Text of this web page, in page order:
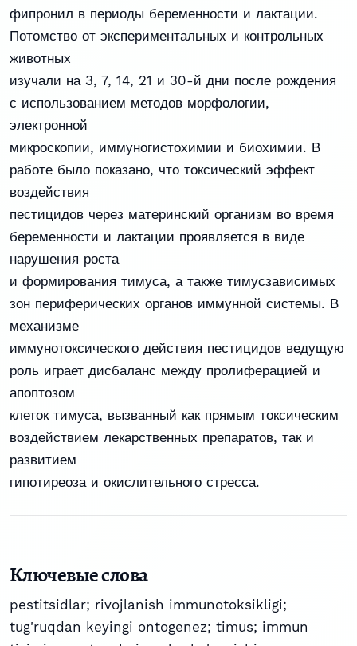
фипронил в периоды беременности и лактации.
Потомство от экспериментальных и контрольных
животных
изучали на 3, 7, 14, 21 и 30-й дни после рождения
с использованием методов морфологии,
электронной
микроскопии, иммуногистохимии и биохимии. В
работе было показано, что токсический эффект
воздействия
пестицидов через материнский организм во время
беременности и лактации проявляется в виде
нарушения роста
и формирования тимуса, а также тимусзависимых
зон периферических органов иммунной системы. В
механизме
иммунотоксического действия пестицидов ведущую
роль играет дисбаланс между пролиферацией и
апоптозом
клеток тимуса, вызванный как прямым токсическим
воздействием лекарственных препаратов, так и
развитием
гипотиреоза и окислительного стресса.
Ключевые слова
pestitsidlar; rivojlanish immunotoksikligi;
tug'ruqdan keyingi ontogenez; timus; immun